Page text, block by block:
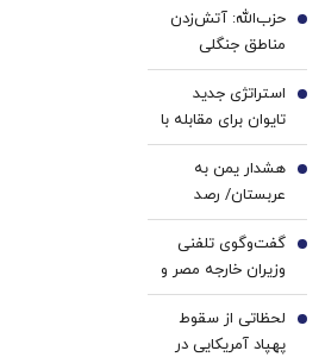
یخ!
بازگشت | تحلیل ۱۰
رمزارز مهم بازار
حزب‌الله: آتش‌زدن
مناطق جنگلی
جنوب لبنان ادامه
تخریبگری رژیم
صهیونیستی است
2
استراتژی جدید
تایوان برای مقابله با
تهاجم چین/
نیویورک تایمز:
گشت‌های مکرر
چین، تهدید نظامی
علیه تایوان را
افزایش داده است
3
هشدار یمن به
عربستان/ رصد
دقیق تحرکات
افسران سعودی
ادامه دارد
4
گفت‌وگوی تلفنی
وزیران خارجه مصر و
ترکیه درباره
تحولات منطقه‌ای
5
لحظاتی از سقوط
پهپاد آمریکایی در
6